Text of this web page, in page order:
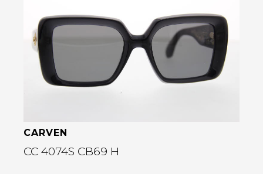
Bekijk deze bril
CARVEN
CC 4074S CB69 H